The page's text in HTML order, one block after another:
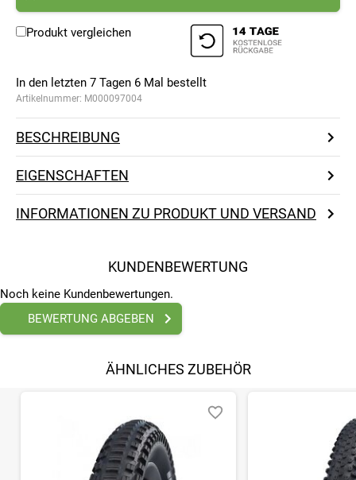
Produkt vergleichen
In den letzten 7 Tagen 6 Mal bestellt
Artikelnummer: M000097004
BESCHREIBUNG
EIGENSCHAFTEN
INFORMATIONEN ZU PRODUKT UND VERSAND
KUNDENBEWERTUNG
Noch keine Kundenbewertungen.
BEWERTUNG ABGEBEN
ÄHNLICHES ZUBEHÖR